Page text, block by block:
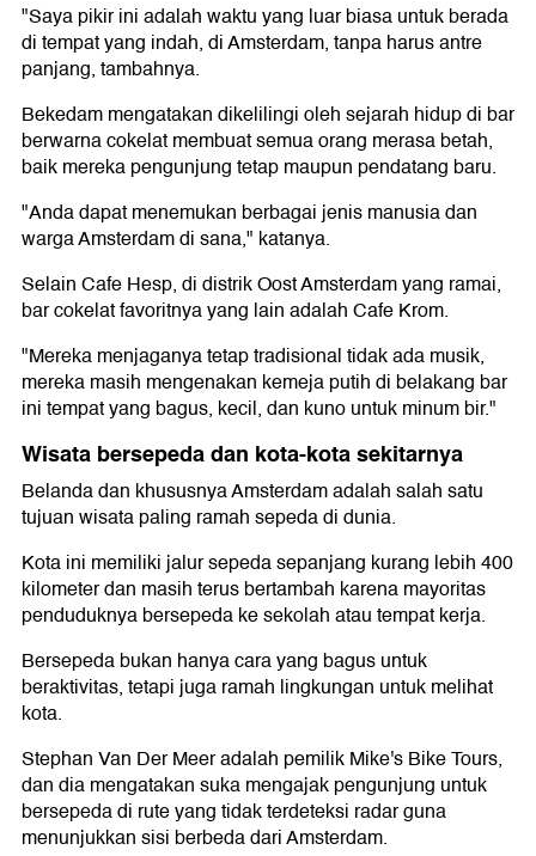
"Saya pikir ini adalah waktu yang luar biasa untuk berada
di tempat yang indah, di Amsterdam, tanpa harus antre
panjang, tambahnya.
Bekedam mengatakan dikelilingi oleh sejarah hidup di bar
berwarna cokelat membuat semua orang merasa betah,
baik mereka pengunjung tetap maupun pendatang baru.
"Anda dapat menemukan berbagai jenis manusia dan
warga Amsterdam di sana," katanya.
Selain Cafe Hesp, di distrik Oost Amsterdam yang ramai,
bar cokelat favoritnya yang lain adalah Cafe Krom.
"Mereka menjaganya tetap tradisional tidak ada musik,
mereka masih mengenakan kemeja putih di belakang bar
ini tempat yang bagus, kecil, dan kuno untuk minum bir."
Wisata bersepeda dan kota-kota sekitarnya
Belanda dan khususnya Amsterdam adalah salah satu
tujuan wisata paling ramah sepeda di dunia.
Kota ini memiliki jalur sepeda sepanjang kurang lebih 400
kilometer dan masih terus bertambah karena mayoritas
penduduknya bersepeda ke sekolah atau tempat kerja.
Bersepeda bukan hanya cara yang bagus untuk
beraktivitas, tetapi juga ramah lingkungan untuk melihat
kota.
Stephan Van Der Meer adalah pemilik Mike's Bike Tours,
dan dia mengatakan suka mengajak pengunjung untuk
bersepeda di rute yang tidak terdeteksi radar guna
menunjukkan sisi berbeda dari Amsterdam.